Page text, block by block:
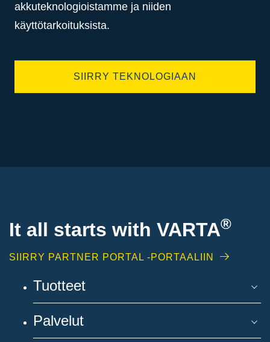
akkuteknologioistamme ja niiden
käyttötarkoituksista.
SIIRRY TEKNOLOGIAAN
It all starts with VARTA®
SIIRRY PARTNER PORTAL -PORTAALIIN
Tuotteet
Palvelut